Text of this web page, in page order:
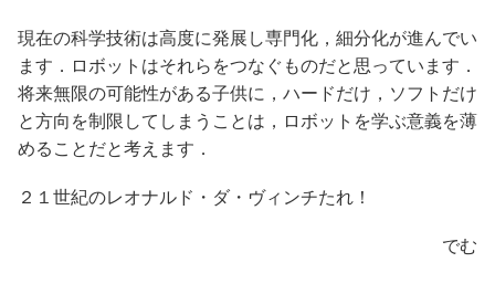
現在の科学技術は高度に発展し専門化，細分化が進んでい
ます．ロボットはそれらをつなぐものだと思っています．
将来無限の可能性がある子供に，ハードだけ，ソフトだけ
と方向を制限してしまうことは，ロボットを学ぶ意義を薄
めることだと考えます．
２１世紀のレオナルド・ダ・ヴィンチたれ！
でむ